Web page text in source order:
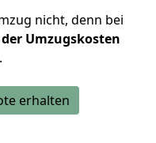
nicht, denn bei
der Umzugskosten
.
erhalten